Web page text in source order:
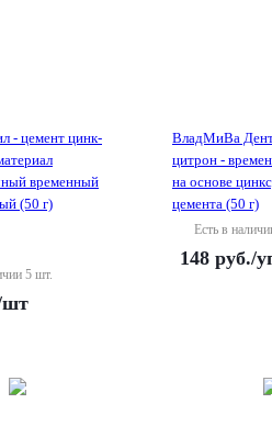
- цемент цинк-
временный
(50 г)
5 шт.
ВладМиВа
цитрон -
на основе
цемента (50 г)
Есть в
148 руб./